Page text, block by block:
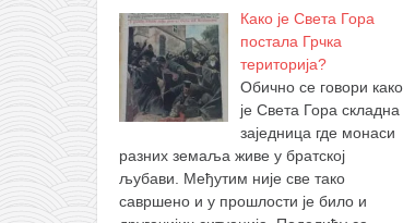
Како је Света Гора
постала Грчка
територија?
Обично се говори како
је Света Гора складна
заједница где монаси
разних земаља живе у братској
љубави. Међутим није све тако
савршено и у прошлости је било и